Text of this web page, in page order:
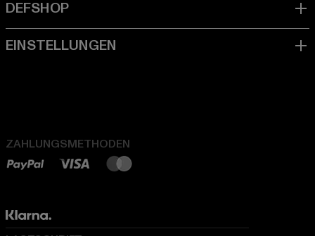
ZAHLUNGSMETHODEN